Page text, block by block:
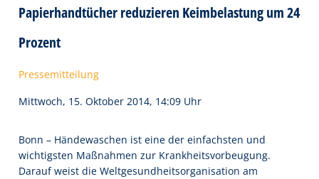
Papierhandtücher reduzieren Keimbelastung um 24
Prozent
Pressemitteilung
Mittwoch, 15. Oktober 2014, 14:09 Uhr
Bonn – Händewaschen ist eine der einfachsten und
wichtigsten Maßnahmen zur Krankheitsvorbeugung.
Darauf weist die Weltgesundheitsorganisation am